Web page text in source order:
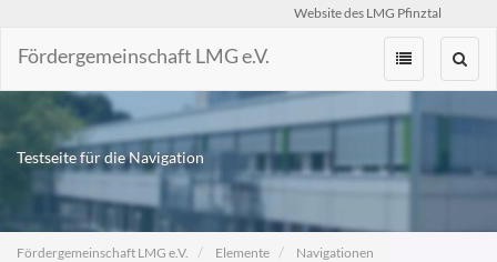
Zum
springen
Website des LMG Pfinztal
Fördergemeinschaft LMG e.V.
Testseite für die Navigation
Fördergemeinschaft LMG e.V. Elemente Navigationen